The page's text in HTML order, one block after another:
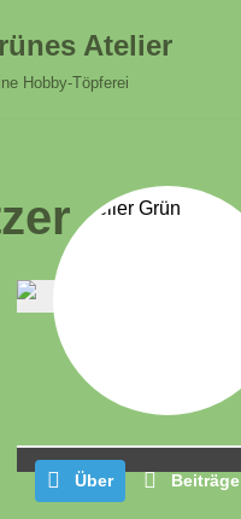
Atelier
Hobby-Töpferei
Über Beiträge